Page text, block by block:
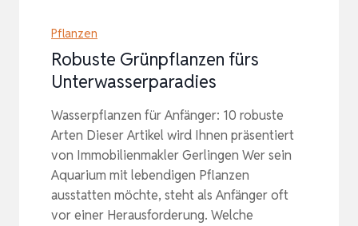
Pflanzen
Robuste Grünpflanzen fürs
Unterwasserparadies
Wasserpflanzen für Anfänger: 10 robuste
Arten Dieser Artikel wird Ihnen präsentiert
von Immobilienmakler Gerlingen Wer sein
Aquarium mit lebendigen Pflanzen
ausstatten möchte, steht als Anfänger oft
vor einer Herausforderung. Welche